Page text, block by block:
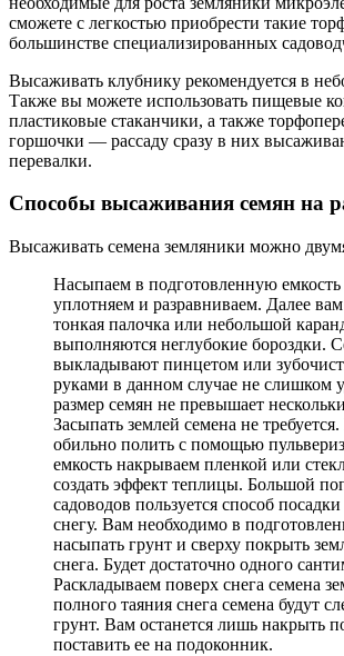
сможете с легкостью приобрести такие
большинстве специализированных
Высаживать клубнику рекомендуется в
Также вы можете использовать пищевые
пластиковые стаканчики, а также
горшочки — рассаду сразу в них
перевалки.
Способы высаживания семян на
Высаживать семена земляники можно
Насыпаем в подготовленную емкость
уплотняем и разравниваем. Далее вам
тонкая палочка или небольшой
выполняются неглубокие бороздки.
выкладывают пинцетом или
руками в данном случае не слишком
размер семян не превышает
Засыпать землей семена не
обильно полить с помощью
емкость накрываем пленкой или
создать эффект теплицы. Большой
садоводов пользуется способ
снегу. Вам необходимо в
насыпать грунт и сверху покрыть
снега. Будет достаточно одного
Раскладываем поверх снега семена
полного таяния снега семена будут
грунт. Вам останется лишь накрыть
поставить ее на подоконник.